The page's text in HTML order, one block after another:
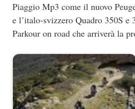
Piaggio Mp3 come il nuovo
e l’italo-svizzero Quadro 350S e
Parkour on road che arriverà la